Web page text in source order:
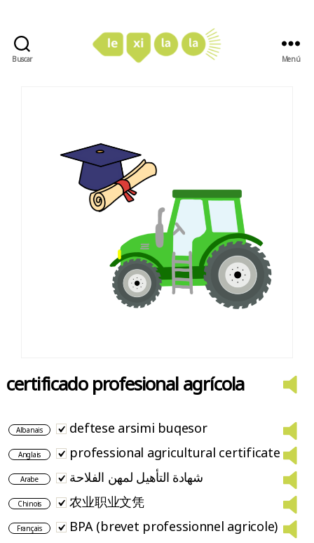
Buscar Menú
certificado profesional agrícola
Albanais deftese arsimi buqesor
Anglais professional agricultural certificate
Arabe شهادة التأهيل لمهن الفلاحة
Chinois 农业职业文凭
Français BPA (brevet professionnel agricole)